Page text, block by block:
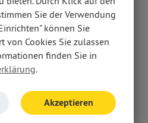
Sie der Verwendung
können Sie
von Cookies Sie zulassen
finden Sie in
.
Akzeptieren